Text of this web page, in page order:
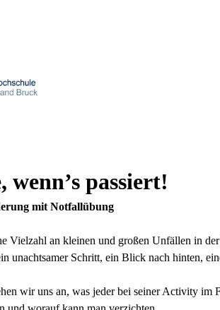
passiert!
mit Notfallübung
Vielzahl an kleinen und großen Unfällen in
unachtsamer Schritt, ein Blick nach hinten,
wir uns an, was jeder bei seiner Activity